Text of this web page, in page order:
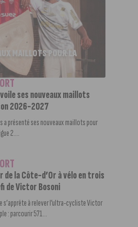
MAILLOTS POUR LA
ses nouveaux maillots
2026-2027
a présenté ses nouveaux maillots pour
2....
de la Côte-d’Or à vélo en trois
de Victor Bosoni
s’apprête à relever l’ultra-cycliste Victor
: parcourir 571...